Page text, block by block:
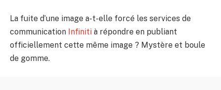
La fuite d’une image a-t-elle forcé les services de
communication Infiniti à répondre en publiant
officiellement cette même image ? Mystère et boule
de gomme.